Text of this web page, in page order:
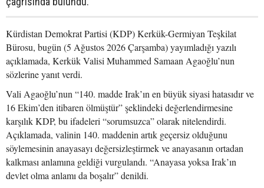
Kürdistan Demokrat Partisi (KDP) Kerkük-Germiyan Teşkilat
Bürosu, bugün (5 Ağustos 2026 Çarşamba) yayımladığı yazılı
açıklamada, Kerkük Valisi Muhammed Samaan Agaoğlu’nun
sözlerine yanıt verdi.
Vali Agaoğlu’nun “140. madde Irak’ın en büyük siyasi hatasıdır ve
16 Ekim’den itibaren ölmüştür” şeklindeki değerlendirmesine
karşılık KDP, bu ifadeleri “sorumsuzca” olarak nitelendirdi.
Açıklamada, valinin 140. maddenin artık geçersiz olduğunu
söylemesinin anayasayı değersizleştirmek ve anayasanın ortadan
kalkması anlamına geldiği vurgulandı. “Anayasa yoksa Irak’ın
devlet olma anlamı da boşalır” denildi.